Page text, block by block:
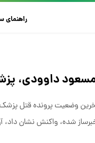
راهنمای
داوودی،
وضعیت پرونده قتل
شده، واکنش نشان